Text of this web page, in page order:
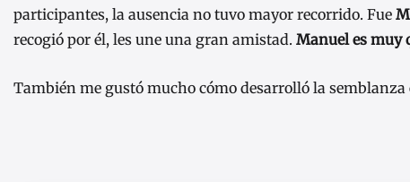
participantes, la ausencia no tuvo mayor recorrido. Fue
recogió por él, les une una gran amistad. Manuel es muy
También me gustó mucho cómo desarrolló la